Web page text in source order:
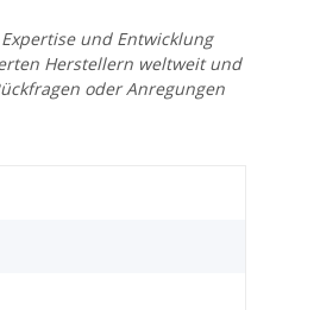
und Entwicklung
Herstellern weltweit und
oder Anregungen